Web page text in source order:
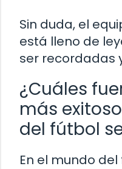
Sin duda, el
está lleno de
ser recordadas
¿Cuáles
más
del fútbol
En el mundo del